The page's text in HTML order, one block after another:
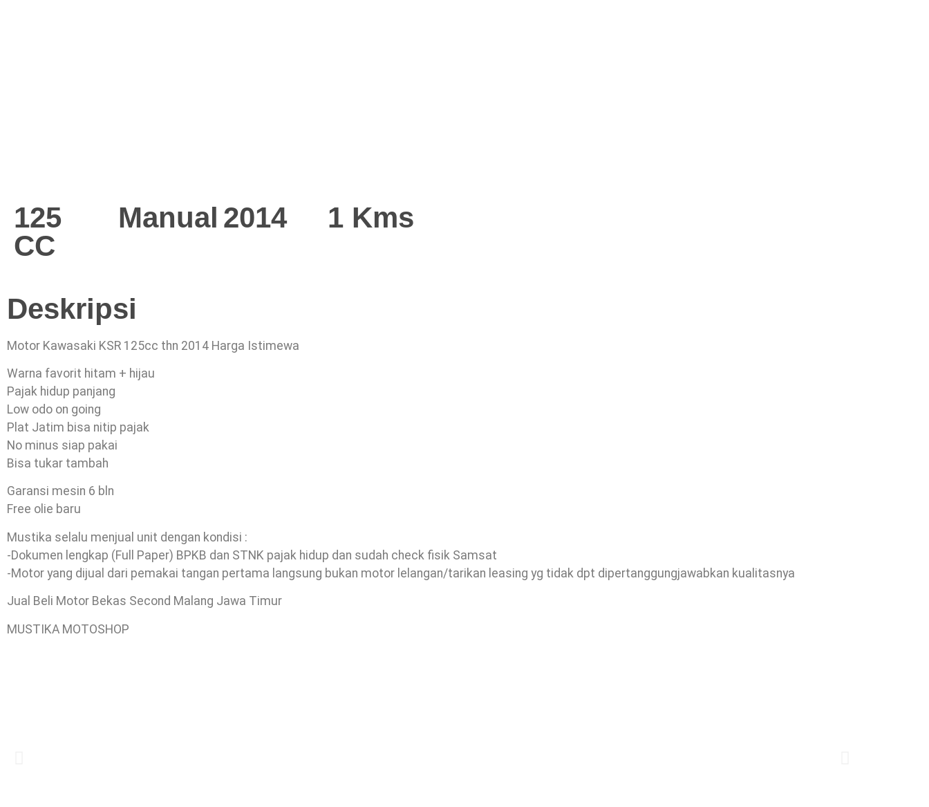
125
CC
Manual 2014 1 Kms
Deskripsi
Motor Kawasaki KSR 125cc thn 2014 Harga Istimewa
Warna favorit hitam + hijau
Pajak hidup panjang
Low odo on going
Plat Jatim bisa nitip pajak
No minus siap pakai
Bisa tukar tambah
Garansi mesin 6 bln
Free olie baru
Mustika selalu menjual unit dengan kondisi :
-Dokumen lengkap (Full Paper) BPKB dan STNK pajak hidup dan sudah check fisik Samsat
-Motor yang dijual dari pemakai tangan pertama langsung bukan motor lelangan/tarikan leasing yg tidak dpt dipertanggungjawabkan kualitasnya
Jual Beli Motor Bekas Second Malang Jawa Timur
MUSTIKA MOTOSHOP